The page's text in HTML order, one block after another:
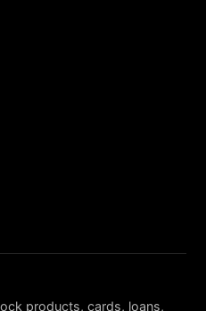
products, cards, loans,